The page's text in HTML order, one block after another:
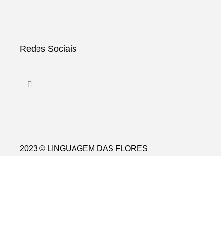
Redes Sociais
2023 © LINGUAGEM DAS FLORES